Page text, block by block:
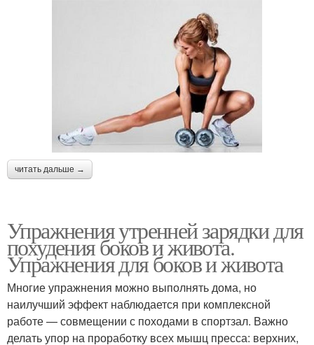
читать дальше →
Упражнения утренней зарядки для
похудения боков и живота.
Упражнения для боков и живота
Многие упражнения можно выполнять дома, но
наилучший эффект наблюдается при комплексной
работе — совмещении с походами в спортзал. Важно
делать упор на проработку всех мышц пресса: верхних,